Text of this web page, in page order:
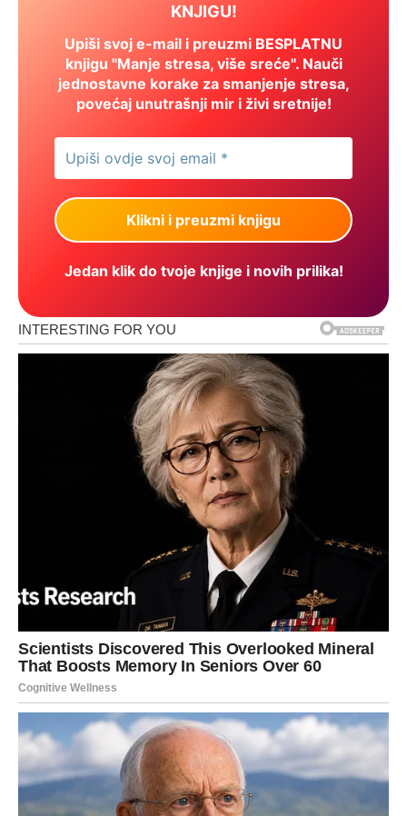
KNJIGU!
Upiši svoj e-mail i preuzmi BESPLATNU
knjigu "Manje stresa, više sreće". Nauči
jednostavne korake za smanjenje stresa,
povećaj unutrašnji mir i živi sretnije!
Jedan klik do tvoje knjige i novih prilika!